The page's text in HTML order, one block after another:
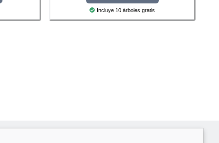
Incluye 10 árboles gratis